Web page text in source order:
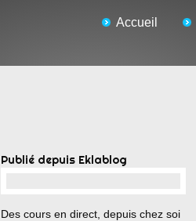
Accueil
Publié depuis Eklablog
Des cours en direct, depuis chez soi